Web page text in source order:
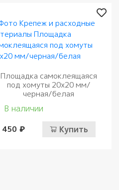
Площадка самоклеящаяся
под хомуты 20х20 мм/
черная/белая
В наличии
450 ₽ Купить